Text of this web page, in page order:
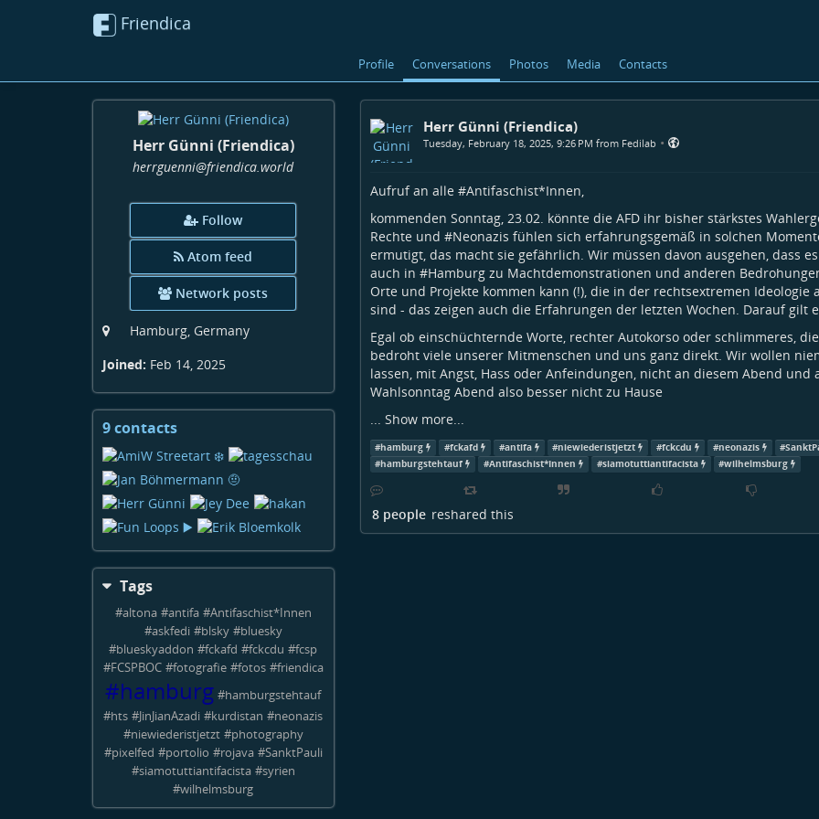
Friendica
Profile Conversations Photos Media Contacts
Herr Günni (Friendica)
herrguenni@friendica.world
Follow
Atom feed
Network posts
Hamburg, Germany
Joined: Feb 14, 2025
9 contactsView
Tags
#altona #antifa #Antifaschist*Innen
#askfedi #blsky #bluesky
#blueskyaddon #fckafd #fckcdu #fcsp
#FCSPBOC #fotografie #fotos #friendica
#hamburg #hamburgstehtauf
#hts #JinJianAzadi #kurdistan #neonazis
#niewiederistjetzt #photography
#pixelfed #portolio #rojava #SanktPauli
#siamotuttiantifacista #syrien
#wilhelmsburg
Herr Günni (Friendica)
Tuesday, February 18, 2025, 9:26 PM from Fedilab •
Aufruf an alle #Antifaschist*Innen,
kommenden Sonntag, 23.02. könnte die AFD ihr bisher stärkstes
Rechte und #Neonazis fühlen sich erfahrungsgemäß in solchen
ermutigt, das macht sie gefährlich. Wir müssen davon ausgehen, dass
auch in #Hamburgzu Machtdemonstrationen und anderen
Orte und Projekte kommen kann (!), die in der rechtsextremen Ideologie
sind - das zeigen auch die Erfahrungen der letzten Wochen. Darauf gilt
Egal ob einschüchternde Worte, rechter Autokorso oder schlimmeres,
bedroht viele unserer Mitmenschen und uns ganz direkt. Wir wollen
lassen, mit Angst, Hass oder Anfeindungen, nicht an diesem Abend und
Wahlsonntag Abend also besser nicht zu Hause
... Show more...
#hamburg #fckafd #antifa #niewiederistjetzt #fckcdu #neonazis #
#hamburgstehtauf #Antifaschist*Innen #siamotuttiantifacista #wilhelmsburg
8 people reshared this